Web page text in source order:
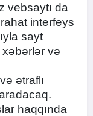
vebsaytı da
interfeys
sayt
və
ətraflı
haqqında